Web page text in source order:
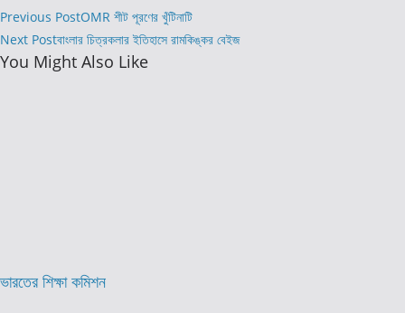
Read
more
articles
Previous PostOMR শীট পূরণের খুঁটিনাটি
Next Postবাংলার চিত্রকলার ইতিহাসে রামকিঙ্কর বেইজ
You Might Also Like
ভারতের শিক্ষা কমিশন